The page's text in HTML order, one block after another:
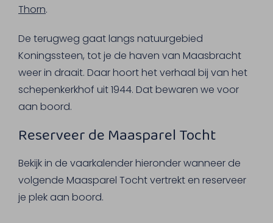
Thorn.
De terugweg gaat langs natuurgebied
Koningssteen, tot je de haven van Maasbracht
weer in draait. Daar hoort het verhaal bij van het
schepenkerkhof uit 1944. Dat bewaren we voor
aan boord.
Reserveer de Maasparel Tocht
Bekijk in de vaarkalender hieronder wanneer de
volgende Maasparel Tocht vertrekt en reserveer
je plek aan boord.